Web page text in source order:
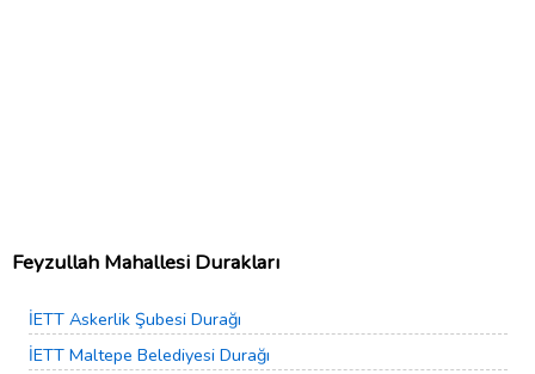
Feyzullah Mahallesi Durakları
İETT Askerlik Şubesi Durağı
İETT Maltepe Belediyesi Durağı